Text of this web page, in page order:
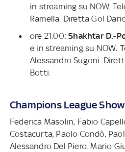
in streaming su NOW.
Ramella. Diretta Gol
ore 21.00:Shakhtar D.-
e in streaming su NOW.
Alessandro Sugoni.
Botti.
Champions League Show
Federica Masolin, Fabio
Costacurta, Paolo Condò,
Alessandro Del Piero. Mario